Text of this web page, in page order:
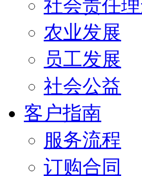
社会责任
农业发展
员工发展
社会公益
客户指南
服务流程
订购合同